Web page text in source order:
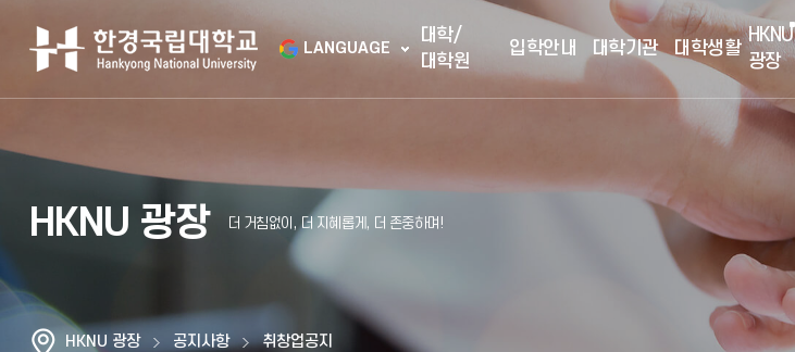
LANGUAGE
대학/
대학원
입학안내 대학기관 대학생활
HKNU
광장
HKNU 광장
HKNU 광장 공지사항 취창업공지